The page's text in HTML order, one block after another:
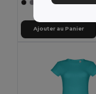
Ajouter au Panier